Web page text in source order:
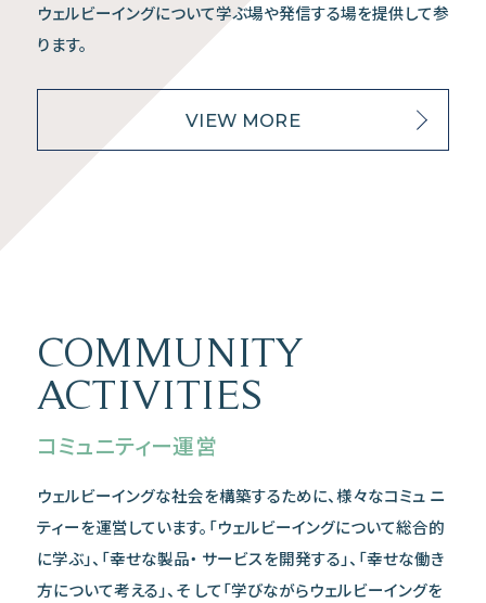
ウェルビーイングについて学ぶ場や発信する場を提供して参
ります。
VIEW MORE
COMMUNITY
ACTIVITIES
コミュニティー運営
ウェルビーイングな社会を構築するために、様々なコミュ ニ
ティーを運営しています。「ウェルビーイングについて総合的
に学ぶ」、「幸せな製品・ サービスを開発する」、「幸せな働き
方について考える」、そ して「学びながらウェルビーイングを